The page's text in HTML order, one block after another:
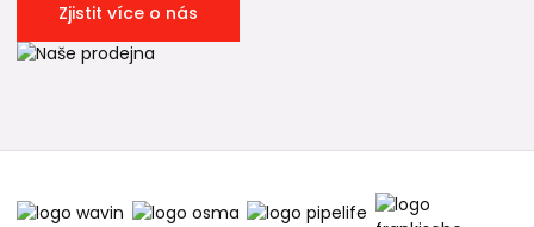
Zjistit více o nás